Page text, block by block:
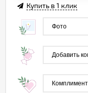
Купить в 1 клик